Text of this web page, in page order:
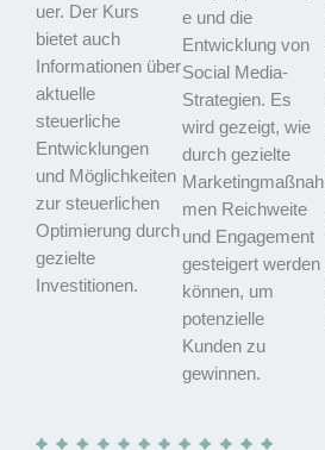
uer. Der Kurs
bietet auch
Informationen über
aktuelle
steuerliche
Entwicklungen
und Möglichkeiten
zur steuerlichen
Optimierung durch
gezielte
Investitionen.
e und die
Entwicklung von
Social Media-
Strategien. Es
wird gezeigt, wie
durch gezielte
Marketingmaßnah
men Reichweite
und Engagement
gesteigert werden
können, um
potenzielle
Kunden zu
gewinnen.